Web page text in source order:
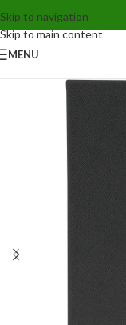
Skip to navigation
Skip to main content
MENU